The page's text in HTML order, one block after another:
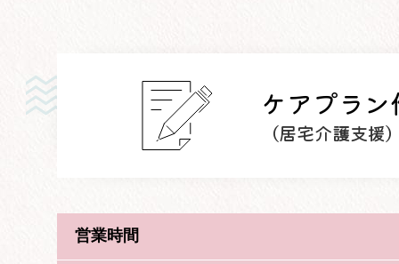
ケアプラン
（居宅介護支援
営業時間